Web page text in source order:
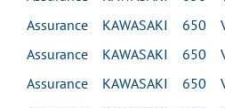
Assurance KAWASAKI 650
Assurance KAWASAKI 650
Assurance KAWASAKI 650